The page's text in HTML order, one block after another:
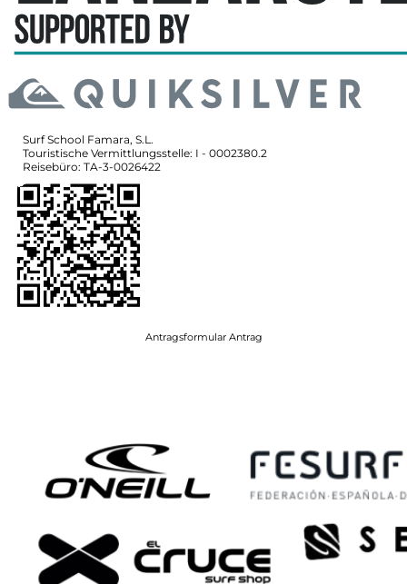
Surf School Famara, S.L.
Touristische Vermittlungsstelle: I - 0002380.2
Reisebüro: TA-3-0026422
Antragsformular Antrag